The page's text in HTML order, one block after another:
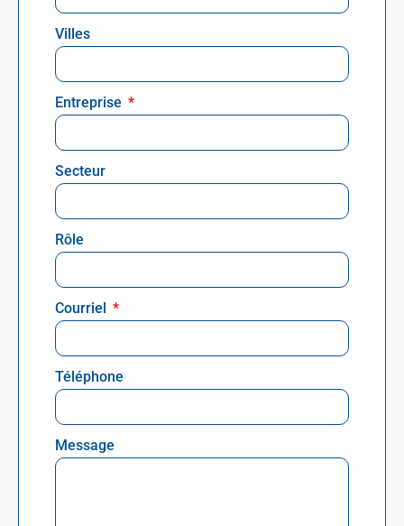
Villes
Entreprise
Secteur
Rôle
Courriel
Téléphone
Message